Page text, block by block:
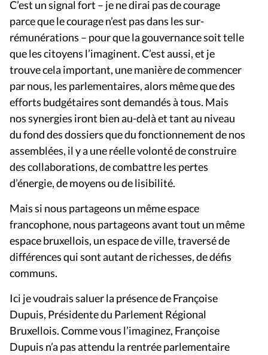
C’est un signal fort – je ne dirai pas de courage
parce que le courage n’est pas dans les sur-
rémunérations – pour que la gouvernance soit telle
que les citoyens l’imaginent. C’est aussi, et je
trouve cela important, une manière de commencer
par nous, les parlementaires, alors même que des
efforts budgétaires sont demandés à tous. Mais
nos synergies iront bien au-delà et tant au niveau
du fond des dossiers que du fonctionnement de nos
assemblées, il y a une réelle volonté de construire
des collaborations, de combattre les pertes
d’énergie, de moyens ou de lisibilité.
Mais si nous partageons un même espace
francophone, nous partageons avant tout un même
espace bruxellois, un espace de ville, traversé de
différences qui sont autant de richesses, de défis
communs.
Ici je voudrais saluer la présence de Françoise
Dupuis, Présidente du Parlement Régional
Bruxellois. Comme vous l’imaginez, Françoise
Dupuis n’a pas attendu la rentrée parlementaire